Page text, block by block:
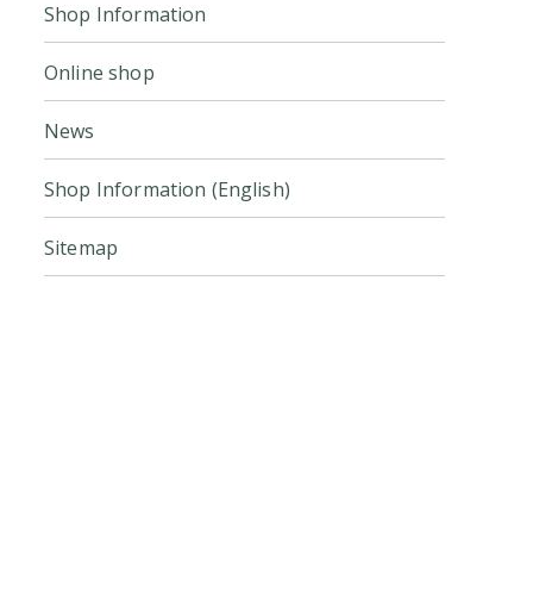
Shop Information
Online shop
News
Shop Information (English)
Sitemap